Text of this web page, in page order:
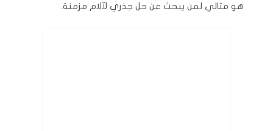
هو مثالي لمن يبحث عن حل جذري لآلام مزمنة.